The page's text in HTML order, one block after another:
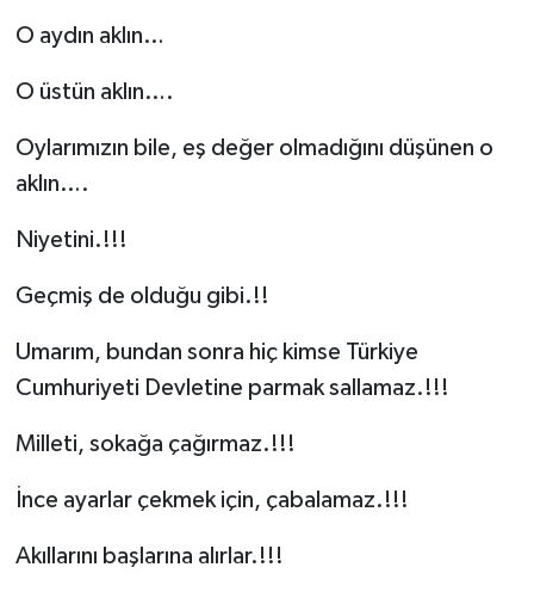
O aydın aklın…
O üstün aklın….
Oylarımızın bile, eş değer olmadığını düşünen o
aklın….
Niyetini.!!!
Geçmiş de olduğu gibi.!!
Umarım, bundan sonra hiç kimse Türkiye
Cumhuriyeti Devletine parmak sallamaz.!!!
Milleti, sokağa çağırmaz.!!!
İnce ayarlar çekmek için, çabalamaz.!!!
Akıllarını başlarına alırlar.!!!